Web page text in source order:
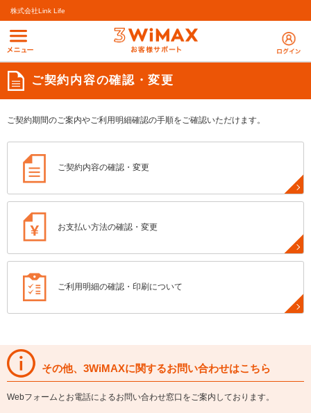
株式会社Link Life
ご契約内容の確認・変更
ご契約期間のご案内やご利用明細確認の手順をご確認いただけます。
ご契約内容の確認・変更
お支払い方法の確認・変更
ご利用明細の確認・印刷について
その他、3WiMAXに関するお問い合わせはこちら
Webフォームとお電話によるお問い合わせ窓口をご案内しております。